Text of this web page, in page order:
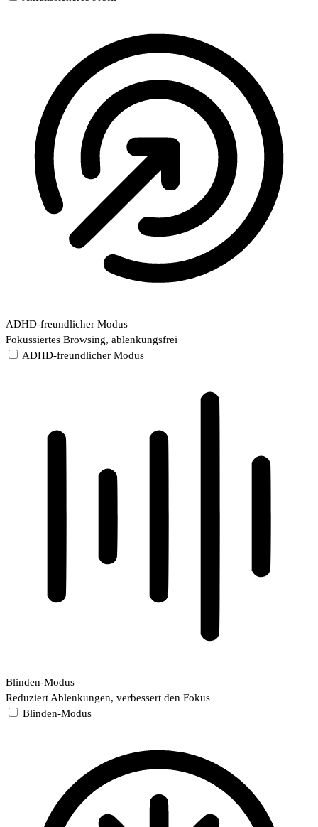
ADHD-freundlicher Modus
Fokussiertes Browsing, ablenkungsfrei
ADHD-freundlicher Modus
Blinden-Modus
Reduziert Ablenkungen, verbessert den Fokus
Blinden-Modus